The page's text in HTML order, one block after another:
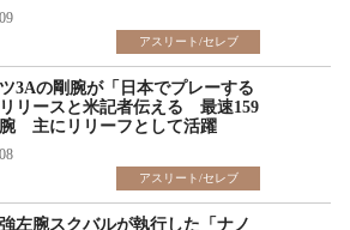
アスリート/セレブ
3Aの剛腕が「日本でプレーする
リースと米記者伝える 最速159
主にリリーフとして活躍
アスリート/セレブ
左腕スクバルが執行した「ナノ